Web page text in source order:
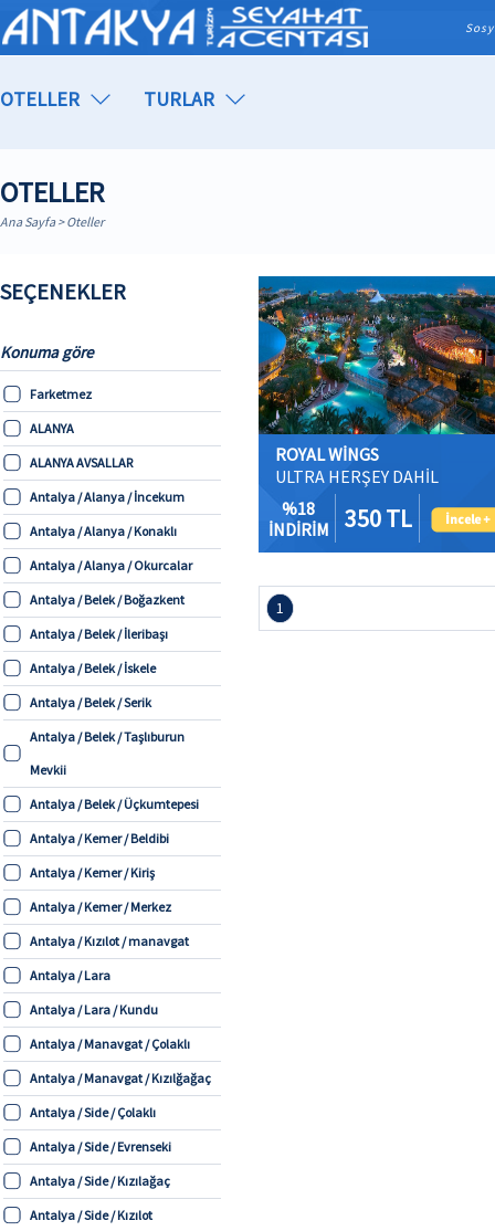
OTELLER TURLAR
OTELLER
Ana Sayfa> Oteller
SEÇENEKLER
Konuma göre
Farketmez
ALANYA
ALANYA AVSALLAR
Antalya / Alanya / İncekum
Antalya / Alanya / Konaklı
Antalya / Alanya / Okurcalar
Antalya / Belek / Boğazkent
Antalya / Belek / İleribaşı
Antalya / Belek / İskele
Antalya / Belek / Serik
Antalya / Belek / Taşlıburun
Mevkii
Antalya / Belek / Üçkumtepesi
Antalya / Kemer / Beldibi
Antalya / Kemer / Kiriş
Antalya / Kemer / Merkez
Antalya / Kızılot / manavgat
Antalya / Lara
Antalya / Lara / Kundu
Antalya / Manavgat / Çolaklı
Antalya / Manavgat / Kızılğağaç
Antalya / Side / Çolaklı
Antalya / Side / Evrenseki
Antalya / Side / Kızılağaç
Antalya / Side / Kızılot
ROYAL WİNGS
ULTRA HERŞEY DAHİL
%18
İNDİRİM
350 TL
1